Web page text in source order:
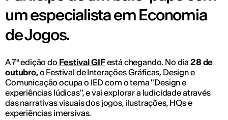
um especialista em Economia
de Jogos.
A 7ª edição do Festival GIFestá chegando. No dia28 de
outubro,o Festival de Interações Gráficas, Design e
Comunicação ocupa o IED com o tema "Design e
experiências lúdicas", e vai explorar a ludicidade através
das narrativas visuais dos jogos, ilustrações, HQs e
experiências imersivas.